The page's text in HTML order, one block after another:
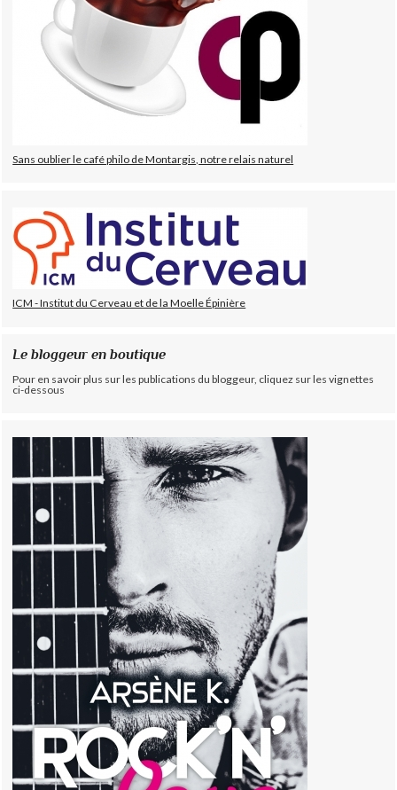
Sans oublier le café philo de Montargis, notre relais naturel
ICM - Institut du Cerveau et de la Moelle Épinière
Le bloggeur en boutique
Pour en savoir plus sur les publications du bloggeur, cliquez sur les vignettes
ci-dessous